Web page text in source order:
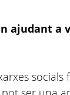
ajudant